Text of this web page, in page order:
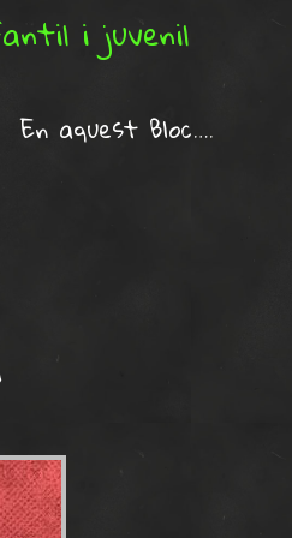
i juvenil
En aquest Bloc….